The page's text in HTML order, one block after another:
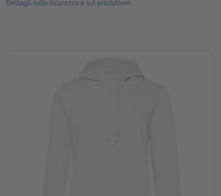
Dettagli sulla sicurezza e sul produttore